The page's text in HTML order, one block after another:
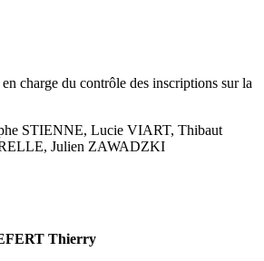
charge du contrôle des inscriptions sur la
STIENNE, Lucie VIART, Thibaut
Julien ZAWADZKI
Thierry